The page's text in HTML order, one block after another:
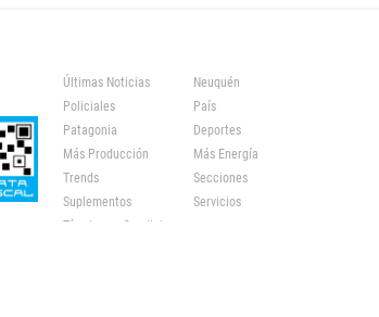
Últimas Noticias
Neuquén
Policiales
País
Patagonia
Deportes
Más Producción
Más Energía
Trends
Secciones
Suplementos
Servicios
Términos y Condiciones